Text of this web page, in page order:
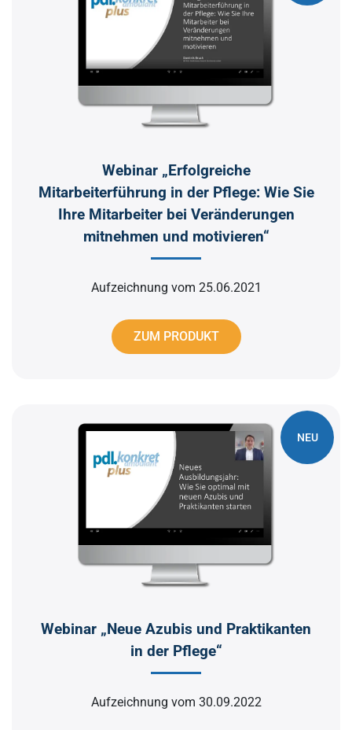
Webinar „Erfolgreiche
Mitarbeiterführung in der Pflege: Wie Sie
Ihre Mitarbeiter bei Veränderungen
mitnehmen und motivieren“
Aufzeichnung vom 25.06.2021
ZUM PRODUKT
NEU
Webinar „Neue Azubis und Praktikanten
in der Pflege“
Aufzeichnung vom 30.09.2022